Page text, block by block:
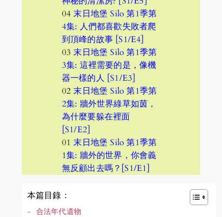
04末日地堡 Silo 第1季第
4集: 人們都喜歡失敗者爬
到頂峰的故事 [S1/E4]
03末日地堡 Silo 第1季第
3集: 這裡需要的是，像機
器一樣的人 [S1/E3]
02末日地堡 Silo 第1季第
2集: 牆外世界綠草如茵，
為什麼要躲在裡面
[S1/E2]
01末日地堡 Silo 第1季第
1集: 牆外的世界，你會義
無反顧出去嗎？[S1/E1]
本篇目錄：
合法年代遺物